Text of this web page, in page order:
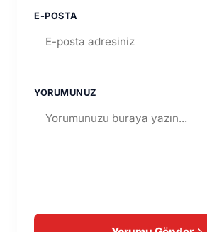
E-POSTA
YORUMUNUZ